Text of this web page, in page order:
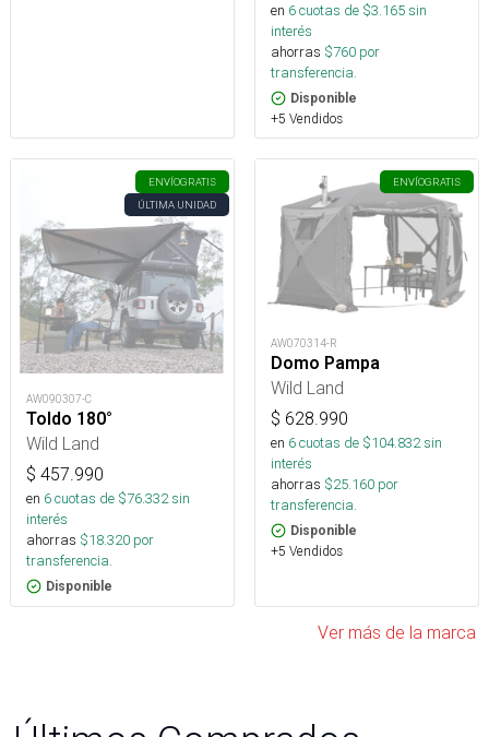
en 6cuotas de $3.165sin
interés
ahorras $760 por
transferencia.
Disponible
+5 Vendidos
ENVÍOGRATIS
ÚLTIMA UNIDAD
AW090307-C
Toldo 180°
Wild Land
$ 457.990
en 6cuotas de $76.332sin
interés
ahorras $18.320 por
transferencia.
Disponible
ENVÍOGRATIS
AW070314-R
Domo Pampa
Wild Land
$ 628.990
en 6cuotas de $104.832sin
interés
ahorras $25.160 por
transferencia.
Disponible
+5 Vendidos
Ver más de la marca